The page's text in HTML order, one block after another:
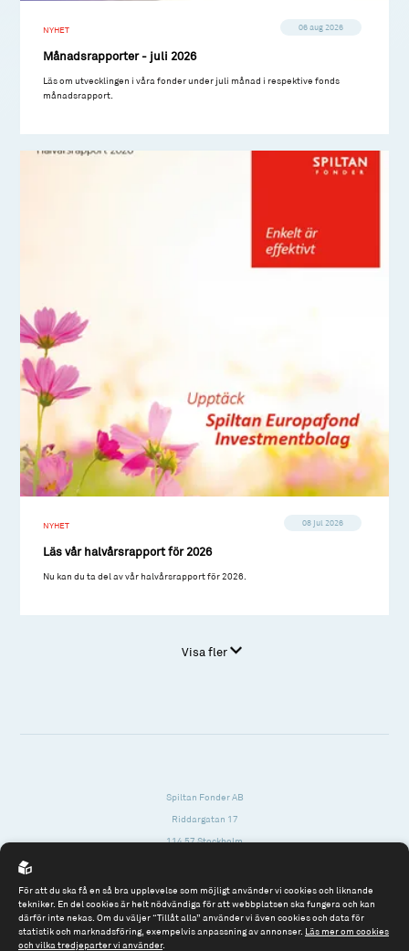
NYHET 06 aug 2026
Månadsrapporter - juli 2026
Läs om utvecklingen i våra fonder under juli månad i respektive fonds
månadsrapport.
NYHET 08 jul 2026
Läs vår halvårsrapport för 2026
Nu kan du ta del av vår halvårsrapport för 2026.
Visa fler
Spiltan Fonder AB
Riddargatan 17
114 57 Stockholm
Tel: 08 - 545 813 40
För att du ska få en så bra upplevelse som möjligt använder vi cookies och liknande
tekniker. En del cookies är helt nödvändiga för att webbplatsen ska fungera och kan
därför inte nekas. Om du väljer “Tillåt alla” använder vi även cookies och data för
statistik och marknadsföring, exempelvis anpassning av annonser. Läs mer om cookies
och vilka tredjeparter vi använder.